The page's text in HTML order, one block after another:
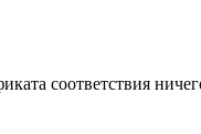
соответствия